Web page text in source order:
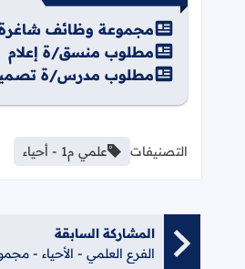
مجموعة وظائف
مطلوب منسق/ة إعلام
مطلوب مدرس/ة
التصنيفات علمي م1 - أحياء
المشاركة السابقة